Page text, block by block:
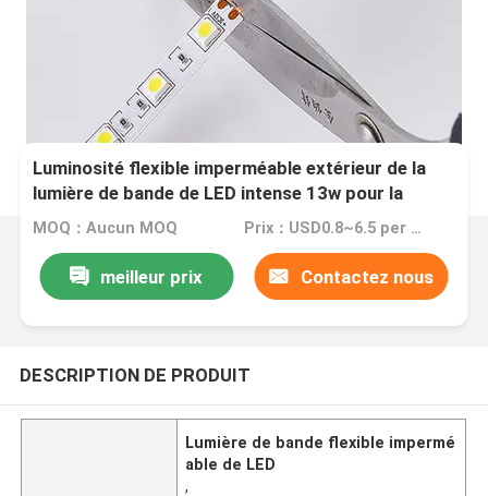
Luminosité flexible imperméable extérieur de la
lumière de bande de LED intense 13w pour la
décoration
MOQ：Aucun MOQ Prix：USD0.8~6.5 per meter
meilleur prix Contactez nous
DESCRIPTION DE PRODUIT
Lumière de bande flexible impermé
able de LED
,